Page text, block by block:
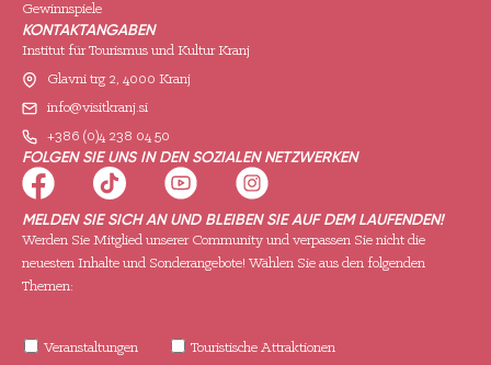
Gewinnspiele
KONTAKTANGABEN
Institut für Tourismus und Kultur Kranj
Glavni trg 2, 4000 Kranj
info@visitkranj.si
+386 (0)4 238 04 50
FOLGEN SIE UNS IN DEN SOZIALEN NETZWERKEN
MELDEN SIE SICH AN UND BLEIBEN SIE AUF DEM LAUFENDEN!
Werden Sie Mitglied unserer Community und verpassen Sie nicht die
neuesten Inhalte und Sonderangebote! Wählen Sie aus den folgenden
Themen:
Veranstaltungen Touristische Attraktionen